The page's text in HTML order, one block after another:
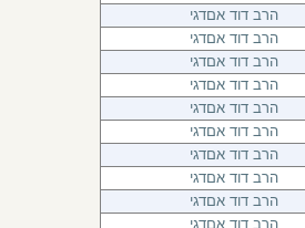
הרב דוד אםדגי
הרב דוד אםדגי
הרב דוד אםדגי
הרב דוד אםדגי
הרב דוד אםדגי
הרב דוד אםדגי
הרב דוד אםדגי
הרב דוד אםדגי
הרב דוד אםדגי
הרב דוד אםדגי